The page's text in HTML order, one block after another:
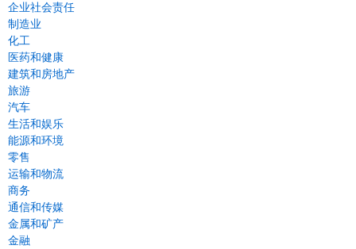
企业社会责任
制造业
化工
医药和健康
建筑和房地产
旅游
汽车
生活和娱乐
能源和环境
零售
运输和物流
商务
通信和传媒
金属和矿产
金融